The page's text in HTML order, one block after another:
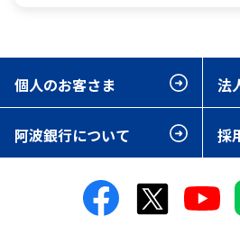
個人のお客さま 法
阿波銀行について 採